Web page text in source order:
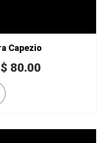
Capezio
$ 80.00